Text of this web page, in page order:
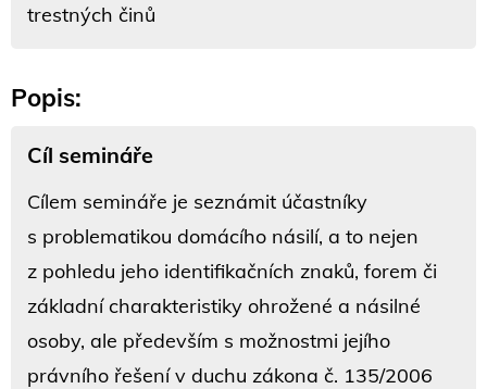
trestných činů
Popis:
Cíl semináře
Cílem semináře je seznámit účastníky
s problematikou domácího násilí, a to nejen
z pohledu jeho identifikačních znaků, forem či
základní charakteristiky ohrožené a násilné
osoby, ale především s možnostmi jejího
právního řešení v duchu zákona č. 135/2006